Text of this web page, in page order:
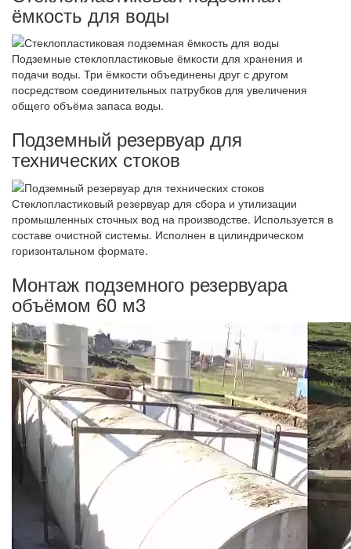
ёмкость для воды
Подземные стеклопластиковые ёмкости для хранения и
подачи воды. Три ёмкости объединены друг с другом
посредством соединительных патрубков для увеличения
общего объёма запаса воды.
Подземный резервуар для
технических стоков
Стеклопластиковый резервуар для сбора и утилизации
промышленных сточных вод на производстве. Используется в
составе очистной системы. Исполнен в цилиндрическом
горизонтальном формате.
Монтаж подземного резервуара
объёмом 60 м3